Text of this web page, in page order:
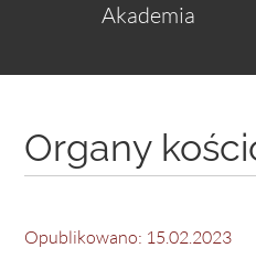
Akademia
Organy
Opublikowano: 15.02.2023